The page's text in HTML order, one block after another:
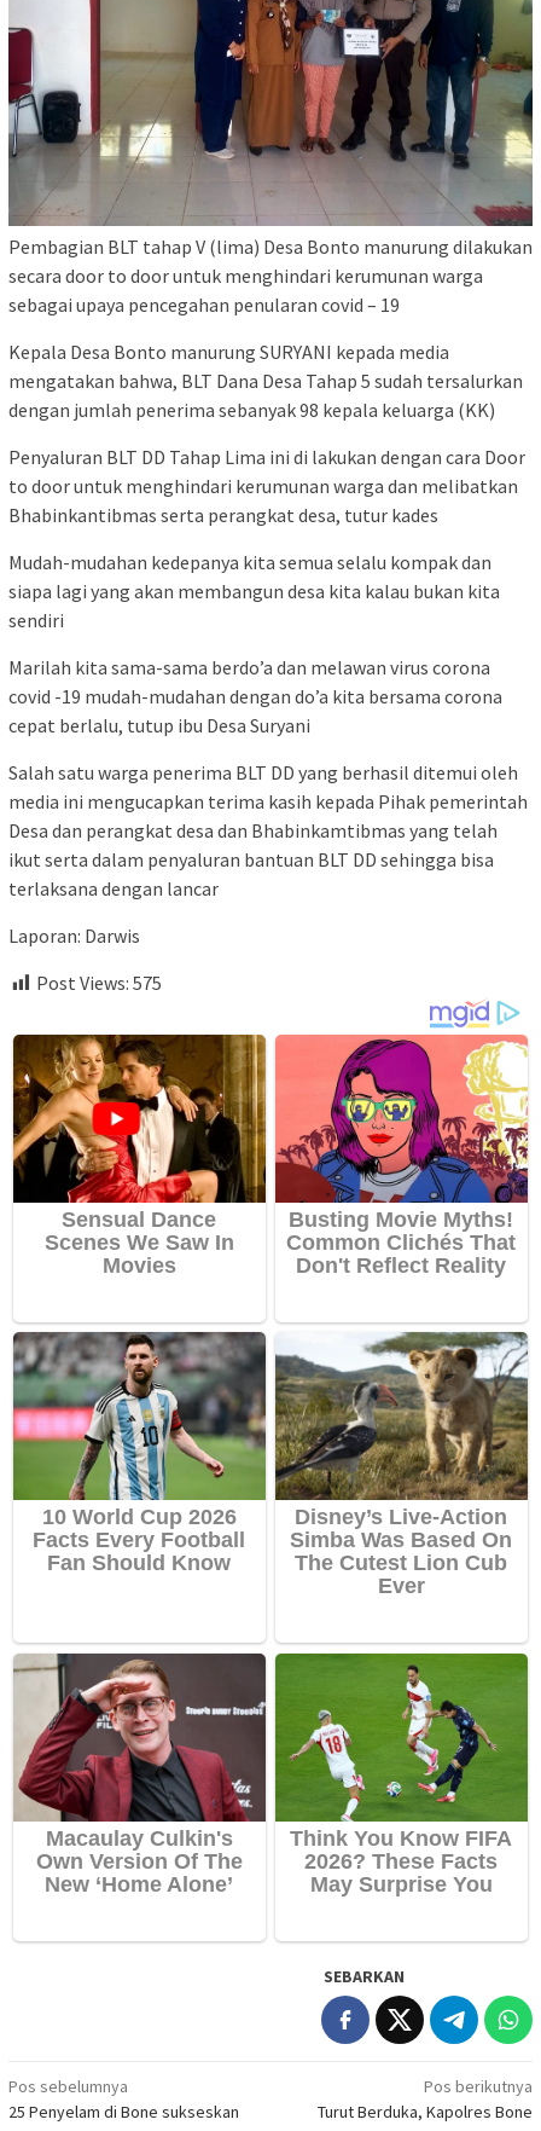
Pembagian BLT tahap V (lima) Desa Bonto manurung dilakukan
secara door to door untuk menghindari kerumunan warga
sebagai upaya pencegahan penularan covid – 19
Kepala Desa Bonto manurung SURYANI kepada media
mengatakan bahwa, BLT Dana Desa Tahap 5 sudah tersalurkan
dengan jumlah penerima sebanyak 98 kepala keluarga (KK)
Penyaluran BLT DD Tahap Lima ini di lakukan dengan cara Door
to door untuk menghindari kerumunan warga dan melibatkan
Bhabinkantibmas serta perangkat desa, tutur kades
Mudah-mudahan kedepanya kita semua selalu kompak dan
siapa lagi yang akan membangun desa kita kalau bukan kita
sendiri
Marilah kita sama-sama berdo’a dan melawan virus corona
covid -19 mudah-mudahan dengan do’a kita bersama corona
cepat berlalu, tutup ibu Desa Suryani
Salah satu warga penerima BLT DD yang berhasil ditemui oleh
media ini mengucapkan terima kasih kepada Pihak pemerintah
Desa dan perangkat desa dan Bhabinkamtibmas yang telah
ikut serta dalam penyaluran bantuan BLT DD sehingga bisa
terlaksana dengan lancar
Laporan: Darwis
Post Views: 575
SEBARKAN
Navigasi
Pos sebelumnya
25 Penyelam di Bone sukseskan
Pos berikutnya
Turut Berduka, Kapolres Bone